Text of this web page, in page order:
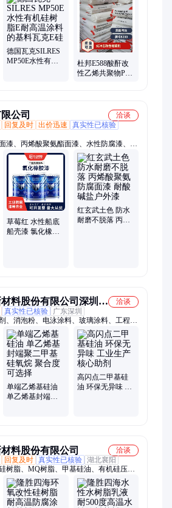
白炭黑、树脂b723、tinuvin770、cab-381-
光、r202赢创、hiblack50l、cab-381-0.5、
德国瓦克SILRES
MP50E水性有机
杜邦E588酸酐改
性乙烯共聚物PE-
公司
洽谈
回复及时 出价迅速
真实性已核验
漆、丙烯酸聚氨酯面漆、水性防腐漆、重
料、改性重防腐涂料、氟碳漆、环氧富锌
机硅高温漆、聚酯机械漆、环氧白色底漆
草莓红 水性船底
船壳漆 氯化橡胶
红玄武土色 防水
耐磨不脱落 丙烯
料股份有限公司深圳分
洽谈
真实性已核验
广东深圳
、消泡粉、电泳涂料、玻璃涂料、工程涂
离型剂、洗发水、指纹油、硅树脂、硅橡
、羟基硅油、果汁酱料、特种胶带、橡胶
硅油、硅胶粘剂、硫化硅胶、含氢硅油、
单端乙烯基硅油
单乙烯基封端聚
高闪点二甲基硅
油 环保无异味 工
料股份有限公司
洽谈
回复及时 真实性已核验 湖北襄阳
树脂、MQ树脂、甲基硅油、有机硅压敏
消泡剂、食品消泡剂、胶黏剂